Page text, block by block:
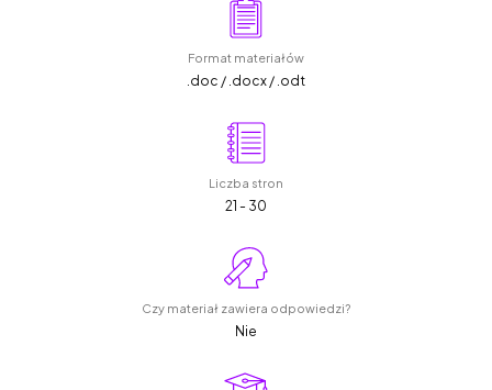
Format materiałów
.doc / .docx / .odt
Liczba stron
21 - 30
Czy materiał zawiera odpowiedzi?
Nie